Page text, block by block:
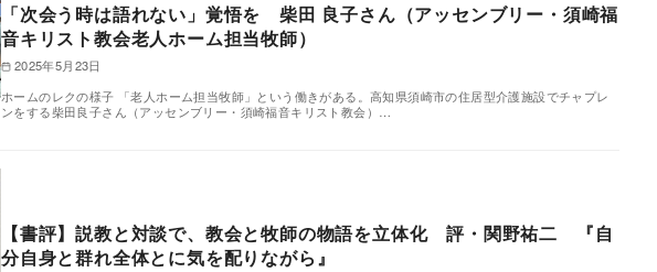
「次会う時は語れない」覚悟を 柴田 良子さん（アッセンブリー・須崎福
音キリスト教会老人ホーム担当牧師）
2025年5月23日
ホームのレクの様子 「老人ホーム担当牧師」という働きがある。高知県須崎市の住居型介護施設でチャプレ
ンをする柴田良子さん（アッセンブリー・須崎福音キリスト教会）…
【書評】説教と対談で、教会と牧師の物語を立体化 評・関野祐二 『自
分自身と群れ全体とに気を配りながら』